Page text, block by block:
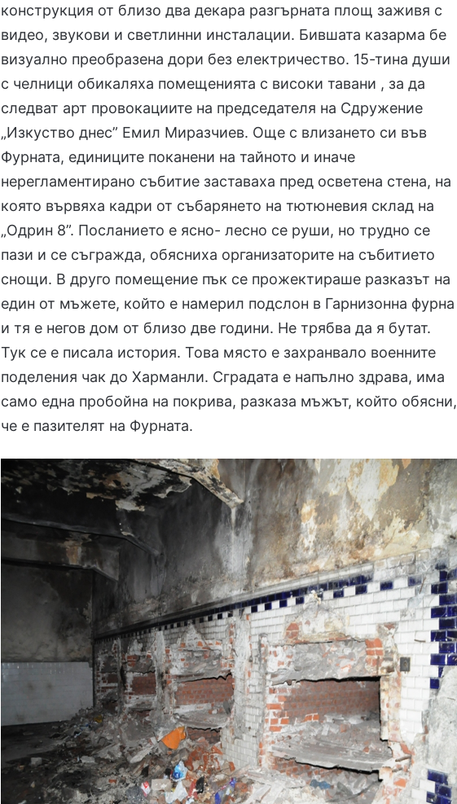
конструкция от близо два декара разгърната площ заживя с
видео, звукови и светлинни инсталации. Бившата казарма бе
визуално преобразена дори без електричество. 15-тина души
с челници обикаляха помещенията с високи тавани , за да
следват арт провокациите на председателя на Сдружение
„Изкуство днес” Емил Миразчиев. Още с влизането си във
Фурната, единиците поканени на тайното и иначе
нерегламентирано събитие заставаха пред осветена стена, на
която вървяха кадри от събарянето на тютюневия склад на
„Одрин 8”. Посланието е ясно- лесно се руши, но трудно се
пази и се съгражда, обясниха организаторите на събитието
снощи. В друго помещение пък се прожектираше разказът на
един от мъжете, който е намерил подслон в Гарнизонна фурна
и тя е негов дом от близо две години. Не трябва да я бутат.
Тук се е писала история. Това място е захранвало военните
поделения чак до Харманли. Сградата е напълно здрава, има
само една пробойна на покрива, разказа мъжът, който обясни,
че е пазителят на Фурната.